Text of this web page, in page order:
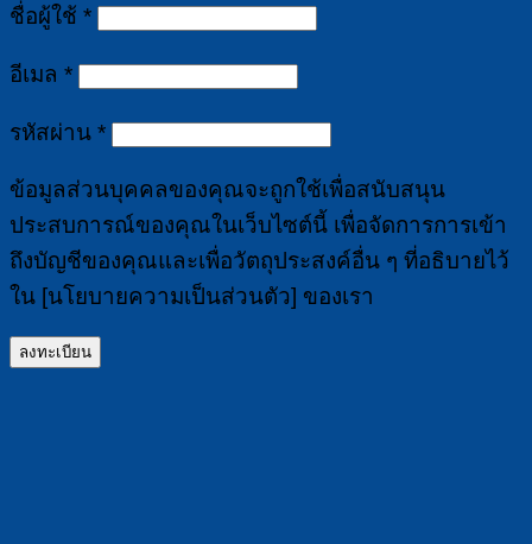
ชื่อผู้ใช้ *ต้องการ
อีเมล *ต้องการ
รหัสผ่าน *ต้องการ
ข้อมูลส่วนบุคคลของคุณจะถูกใช้เพื่อสนับสนุน
ประสบการณ์ของคุณในเว็บไซต์นี้ เพื่อจัดการการเข้า
ถึงบัญชีของคุณและเพื่อวัตถุประสงค์อื่น ๆ ที่อธิบายไว้
ใน [นโยบายความเป็นส่วนตัว] ของเรา
ลงทะเบียน